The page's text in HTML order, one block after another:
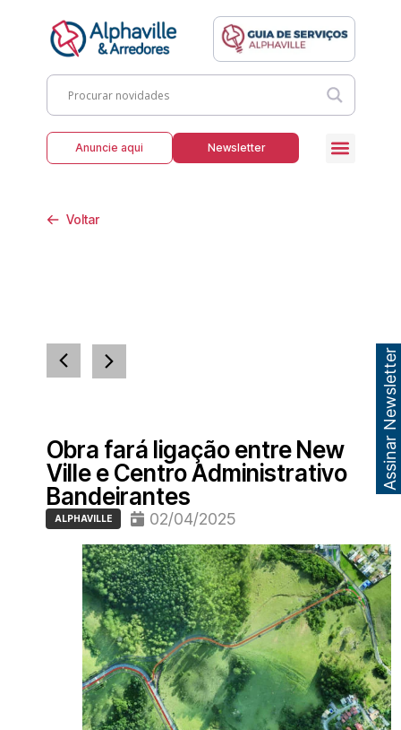
Anuncie aqui Newsletter
Voltar
Obra fará ligação entre New
Ville e Centro Administrativo
Bandeirantes
ALPHAVILLE 02/04/2025
Assinar Newsletter